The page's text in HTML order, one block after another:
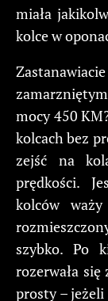
miała
kolce w
mocy 450
kolcach bez
zejść na
prędkości.
kolców
szybko. Po
rozerwała
prosty – jeżeli